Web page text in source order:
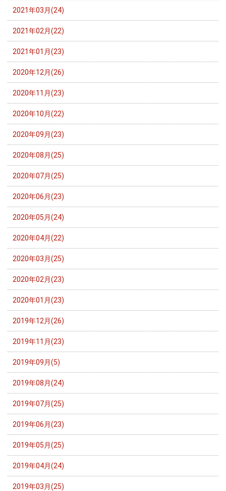
2021年03月(24)
2021年02月(22)
2021年01月(23)
2020年12月(26)
2020年11月(23)
2020年10月(22)
2020年09月(23)
2020年08月(25)
2020年07月(25)
2020年06月(23)
2020年05月(24)
2020年04月(22)
2020年03月(25)
2020年02月(23)
2020年01月(23)
2019年12月(26)
2019年11月(23)
2019年09月(5)
2019年08月(24)
2019年07月(25)
2019年06月(23)
2019年05月(25)
2019年04月(24)
2019年03月(25)